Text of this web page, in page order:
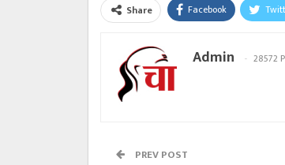
Share Facebook
Admin 28572
PREV POST